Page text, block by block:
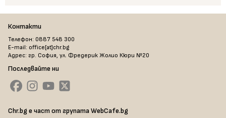
Контакти
Телефон: 0887 548 300
E-mail: office[at]chr.bg
Адрес: гр. София, ул. Фредерик Жолио Кюри №20
Последвайте ни
Chr.bg е част от групата WebCafe.bg